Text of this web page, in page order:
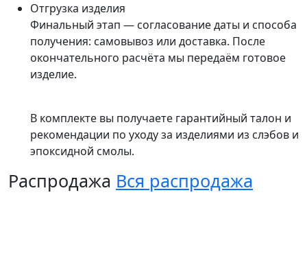
Отгрузка изделия
Финальный этап — согласование даты и способа
получения: самовывоз или доставка. После
окончательного расчёта мы передаём готовое
изделие.
В комплекте вы получаете гарантийный талон и
рекомендации по уходу за изделиями из слэбов и
эпоксидной смолы.
Распродажа Вся распродажа